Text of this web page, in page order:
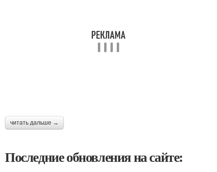
читать дальше →
Последние обновления на сайте: